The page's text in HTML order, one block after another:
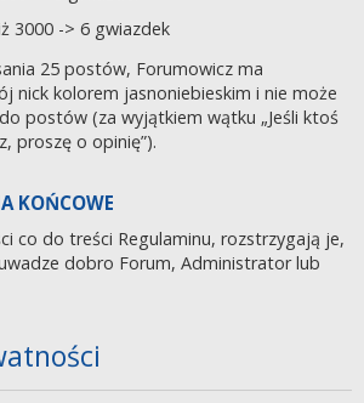
3000 -> 6 gwiazdek
25 postów, Forumowicz ma
nick kolorem jasnoniebieskim i nie może
postów (za wyjątkiem wątku „Jeśli ktoś
proszę o opinię”).
KOŃCOWE
co do treści Regulaminu, rozstrzygają je,
dobro Forum, Administrator lub